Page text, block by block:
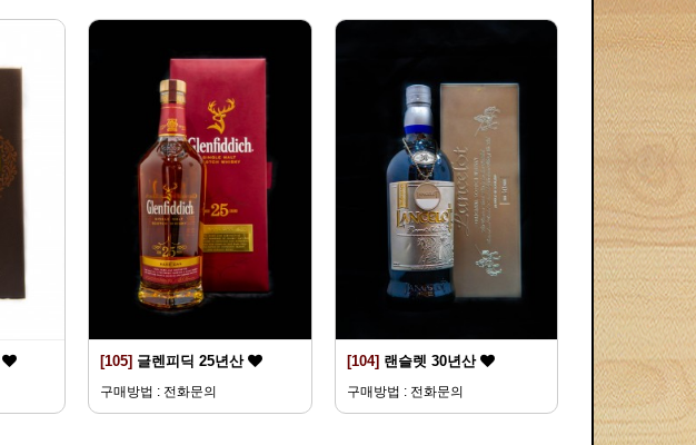
[105] 글렌피딕 25년산
구매방법 : 전화문의
[104] 랜슬렛 30년산
구매방법 : 전화문의